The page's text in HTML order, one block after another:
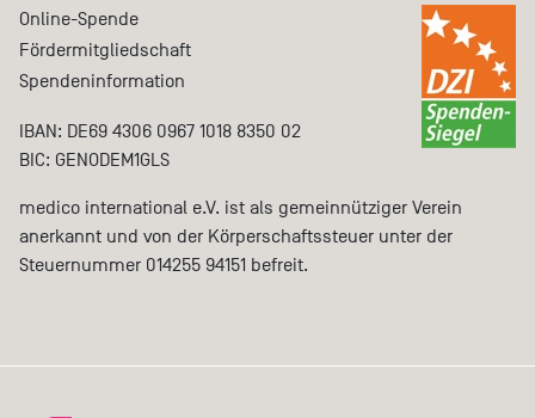
Online-Spende
Fördermitgliedschaft
Spendeninformation
IBAN: DE69 4306 0967 1018 8350 02
BIC: GENODEM1GLS
medico international e.V. ist als gemeinnütziger Verein
anerkannt und von der Körperschaftssteuer unter der
Steuernummer 014255 94151 befreit.